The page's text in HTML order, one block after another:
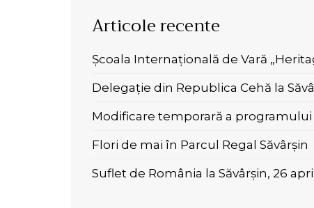
Articole recente
Școala Internațională de Vară
Delegație din Republica Cehă la
Modificare temporară a programului
Flori de mai în Parcul Regal Săvârșin
Suflet de România la Săvârșin, 26